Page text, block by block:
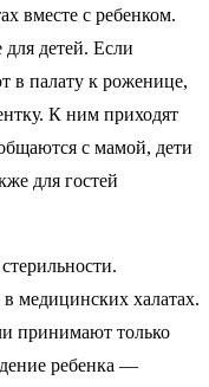
вместе с ребенком.
детей. Если
в палату к роженице,
К ним приходят
с мамой, дети
для гостей
медицинских халатах.
принимают только
ребенка —